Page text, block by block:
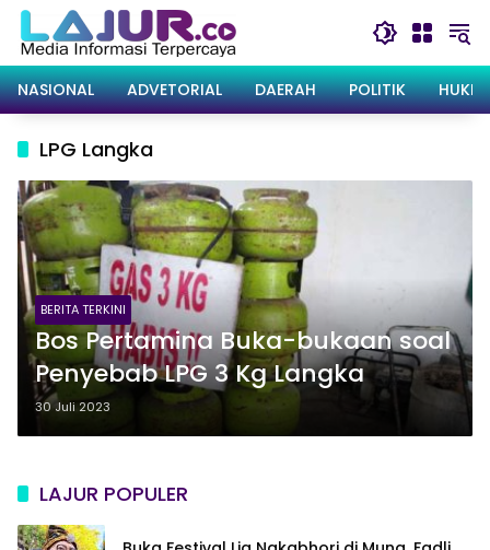
Langsung
konten
NASIONAL
ADVETORIAL DAERAH POLITIK
LPG Langka
BERITA TERKINI
Bos Pertamina Buka-bukaan soal
Penyebab LPG 3 Kg Langka
30 Juli 2023
LAJUR POPULER